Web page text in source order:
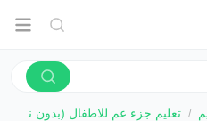
تعليم جزء عم للاطفال (بدون نت)